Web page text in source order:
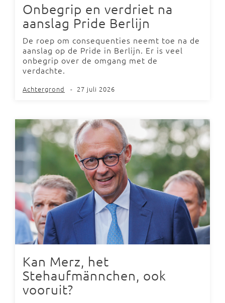
Onbegrip en verdriet na
aanslag Pride Berlijn
De roep om consequenties neemt toe na de
aanslag op de Pride in Berlijn. Er is veel
onbegrip over de omgang met de
verdachte.
Achtergrond - 27 juli 2026
Kan Merz, het
Stehaufmännchen, ook
vooruit?